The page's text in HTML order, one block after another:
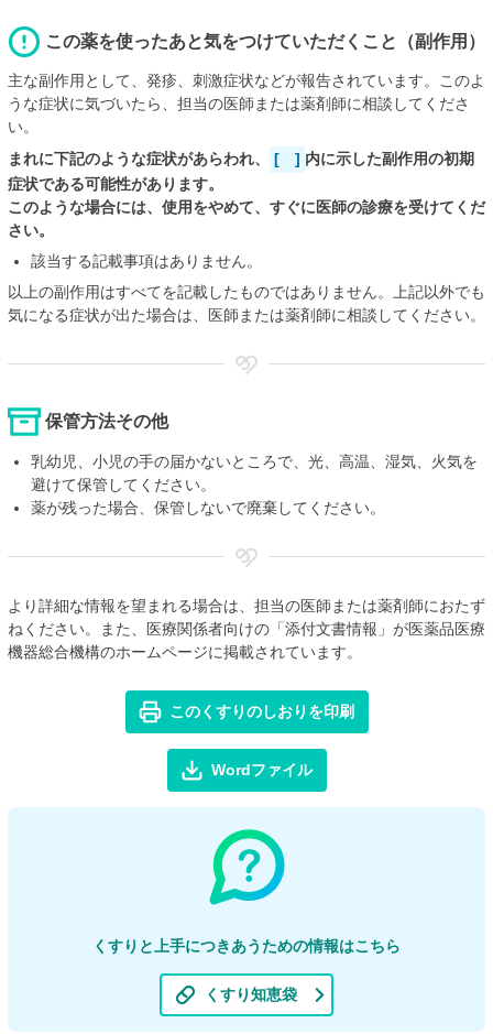
この薬を使ったあと気をつけていただくこと（副作用）
主な副作用として、発疹、刺激症状などが報告されています。このよ
うな症状に気づいたら、担当の医師または薬剤師に相談してくださ
い。
まれに下記のような症状があらわれ、
[ ] 内に示した副作用の初期
症状である可能性があります。
このような場合には、使用をやめて、すぐに医師の診療を受けてくだ
さい。
該当する記載事項はありません。
以上の副作用はすべてを記載したものではありません。上記以外でも
気になる症状が出た場合は、医師または薬剤師に相談してください。
保管方法その他
乳幼児、小児の手の届かないところで、光、高温、湿気、火気を
避けて保管してください。
薬が残った場合、保管しないで廃棄してください。
より詳細な情報を望まれる場合は、担当の医師または薬剤師におたず
ねください。また、医療関係者向けの「添付文書情報」が医薬品医療
機器総合機構のホームページに掲載されています。
このくすりのしおりを印刷
Wordファイル
くすりと上手につきあうための情報はこちら
くすり知恵袋